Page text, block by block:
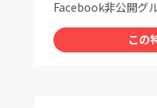
Facebook非公開グ
この